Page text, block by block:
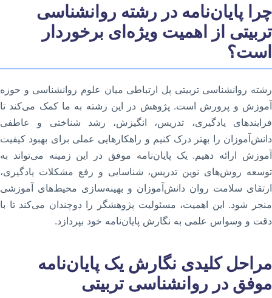
چرا پایان‌نامه در رشته روانشناسی
تربیتی از اهمیت ویژه‌ای برخوردار
است؟
رشته روانشناسی تربیتی پل ارتباطی میان علوم روانشناسی و حوزه
آموزش و پرورش است. پژوهش در این رشته به ما کمک می‌کند تا
فرایندهای یادگیری، تدریس، انگیزش، رشد شناختی و عاطفی
دانش‌آموزان را بهتر درک کنیم و راهکارهایی عملی برای بهبود کیفیت
آموزش ارائه دهیم. یک پایان‌نامه موفق در این زمینه می‌تواند به
توسعه روش‌های نوین تدریس، شناسایی و رفع مشکلات یادگیری،
ارتقای سلامت روان دانش‌آموزان و بهینه‌سازی محیط‌های آموزشی
منجر شود. این اهمیت، مسئولیت پژوهشگر را دوچندان می‌کند تا با
دقت و وسواس علمی به نگارش پایان‌نامه خود بپردازد.
مراحل کلیدی نگارش یک پایان‌نامه
موفق در روانشناسی تربیتی